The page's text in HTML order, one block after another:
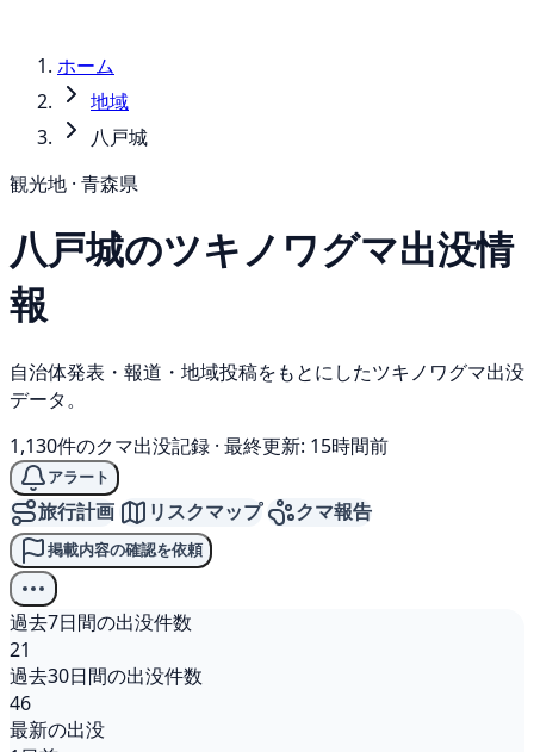
ホーム
地域
八戸城
観光地 · 青森県
八戸城のツキノワグマ出没情
報
自治体発表・報道・地域投稿をもとにしたツキノワグマ出没
データ。
1,130件のクマ出没記録 · 最終更新: 15時間前
アラート
旅行計画 リスクマップ クマ報告
掲載内容の確認を依頼
過去7日間の出没件数
21
過去30日間の出没件数
46
最新の出没